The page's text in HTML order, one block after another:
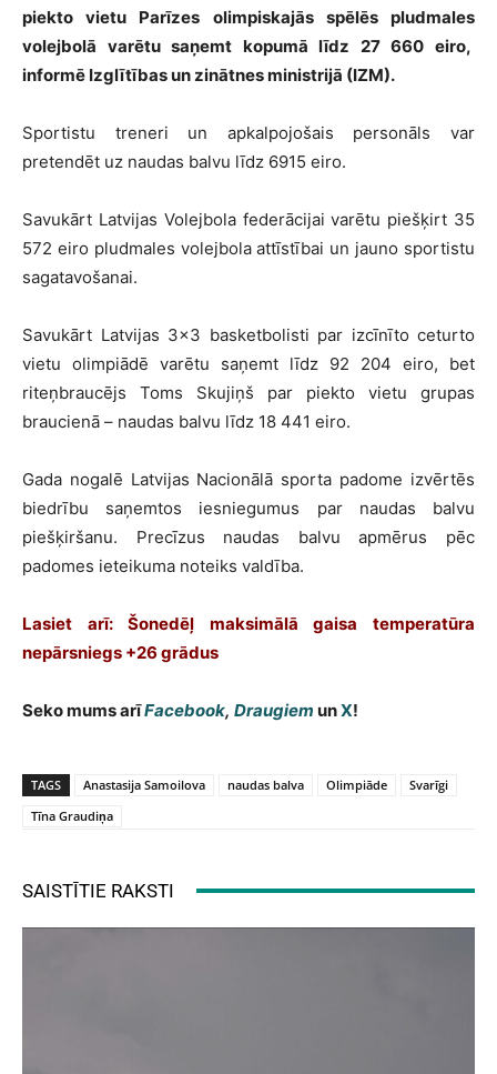
piekto vietu Parīzes olimpiskajās spēlēs pludmales
volejbolā varētu saņemt kopumā līdz 27 660 eiro,
informē Izglītības un zinātnes ministrijā (IZM).
Sportistu treneri un apkalpojošais personāls var
pretendēt uz naudas balvu līdz 6915 eiro.
Savukārt Latvijas Volejbola federācijai varētu piešķirt 35
572 eiro pludmales volejbola attīstībai un jauno sportistu
sagatavošanai.
Savukārt Latvijas 3×3 basketbolisti par izcīnīto ceturto
vietu olimpiādē varētu saņemt līdz 92 204 eiro, bet
riteņbraucējs Toms Skujiņš par piekto vietu grupas
braucienā – naudas balvu līdz 18 441 eiro.
Gada nogalē Latvijas Nacionālā sporta padome izvērtēs
biedrību saņemtos iesniegumus par naudas balvu
piešķiršanu. Precīzus naudas balvu apmērus pēc
padomes ieteikuma noteiks valdība.
Lasiet arī:Šonedēļ maksimālā gaisa temperatūra
nepārsniegs +26 grādus
Seko mums arīFacebook, Draugiem unX!
TAGS Anastasija Samoilova naudas balva Olimpiāde
Svarīgi
Tīna Graudiņa
SAISTĪTIE RAKSTI